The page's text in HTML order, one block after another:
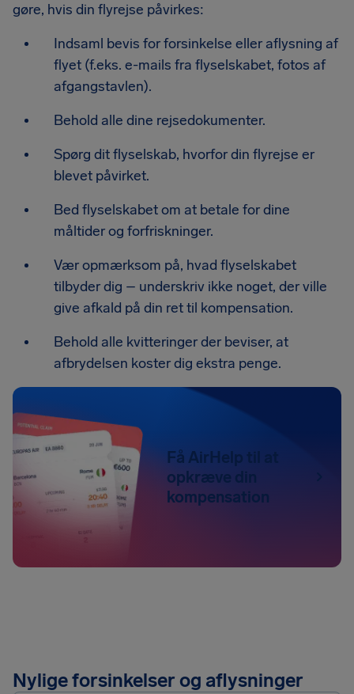
gøre, hvis din flyrejse påvirkes:
Indsaml bevis for forsinkelse eller aflysning af
flyet (f.eks. e-mails fra flyselskabet, fotos af
afgangstavlen).
Behold alle dine rejsedokumenter.
Spørg dit flyselskab, hvorfor din flyrejse er
blevet påvirket.
Bed flyselskabet om at betale for dine
måltider og forfriskninger.
Vær opmærksom på, hvad flyselskabet
tilbyder dig – underskriv ikke noget, der ville
give afkald på din ret til kompensation.
Behold alle kvitteringer der beviser, at
afbrydelsen koster dig ekstra penge.
Få AirHelp til at
opkræve din
kompensation
Nylige forsinkelser og aflysninger